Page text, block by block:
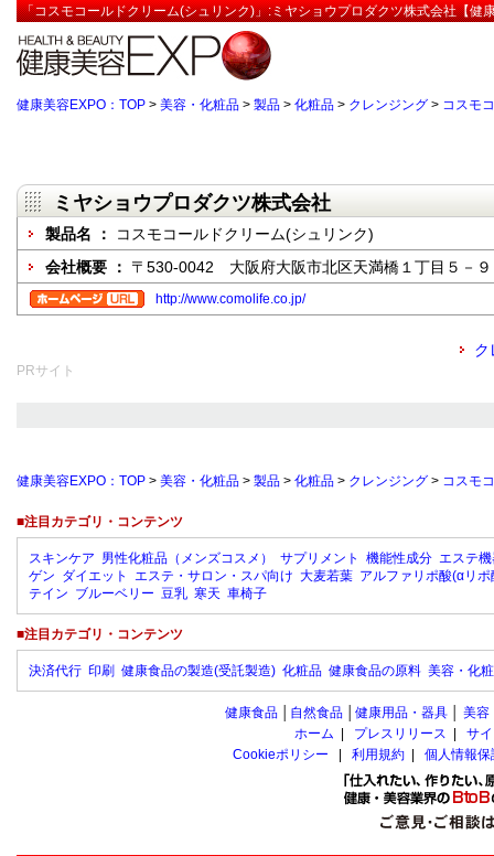
「コスモコールドクリーム(シュリンク)」:ミヤショウプロダクツ株式会社【健
健康美容EXPO：TOP > 美容・化粧品 > 製品 > 化粧品 > クレンジング > コスモ
ミヤショウプロダクツ株式会社
製品名 ：
コスモコールドクリーム(シュリンク)
会社概要 ： 〒530-0042 大阪府大阪市北区天満橋１丁目５－９
http://www.comolife.co.jp/
ク
PRサイト
健康美容EXPO：TOP > 美容・化粧品 > 製品 > 化粧品 > クレンジング > コスモ
■注目カテゴリ・コンテンツ
スキンケア 男性化粧品（メンズコスメ） サプリメント 機能性成分 エステ
ゲン ダイエット エステ・サロン・スパ向け 大麦若葉 アルファリポ酸(αリポ
テイン ブルーベリー 豆乳 寒天 車椅子
■注目カテゴリ・コンテンツ
決済代行 印刷 健康食品の製造(受託製造) 化粧品 健康食品の原料 美容・化
健康食品 自然食品 健康用品・器具 美容
ホーム
プレスリリース
サ
Cookieポリシー
利用規約 個人情報